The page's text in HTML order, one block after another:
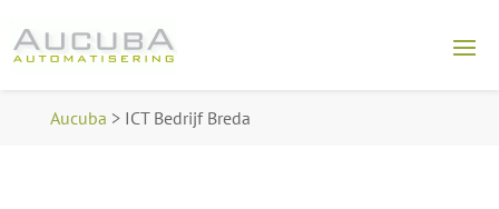
Aucuba > ICT Bedrijf Breda